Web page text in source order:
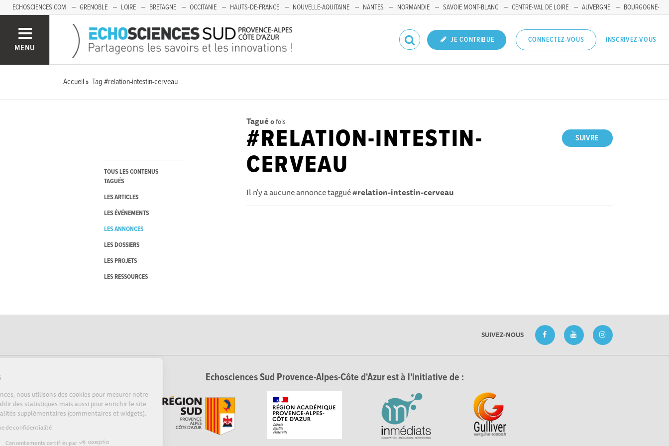
Sur Echosciences, nous utilisons des cookies pour mesurer notre
audience, établir des statistiques mais aussi pour enrichir le site
de fonctionnalités supplémentaires (commentaires et widgets).
Lire la politique de confidentialité
Consentements certifiés par
ECHOSCIENCES.COM GRENOBLE LOIRE BRETAGNE OCCITANIE HAUTS-DE-FRANCE NOUVELLE-AQUITAINE NANTES NORMANDIE SAVOIE MONT-BLANC CENTRE-VAL DE LOIRE AUVERGNE
BOURGOGNE-
MENU
JE CONTRIBUE CONNECTEZ-VOUS INSCRIVEZ-VOUS
Accueil Tag #relation-intestin-cerveau
TOUS LES CONTENUS
TAGUÉS
LES ARTICLES
LES ÉVÉNEMENTS
LES ANNONCES
LES DOSSIERS
LES PROJETS
LES RESSOURCES
Tagué 0fois
SUIVRE
#RELATION-INTESTIN-
CERVEAU
Il n'y a aucune annonce taggué#relation-intestin-cerveau
SUIVEZ-NOUS
Echosciences Sud Provence-Alpes-Côte d'Azur est à l'initiative de :